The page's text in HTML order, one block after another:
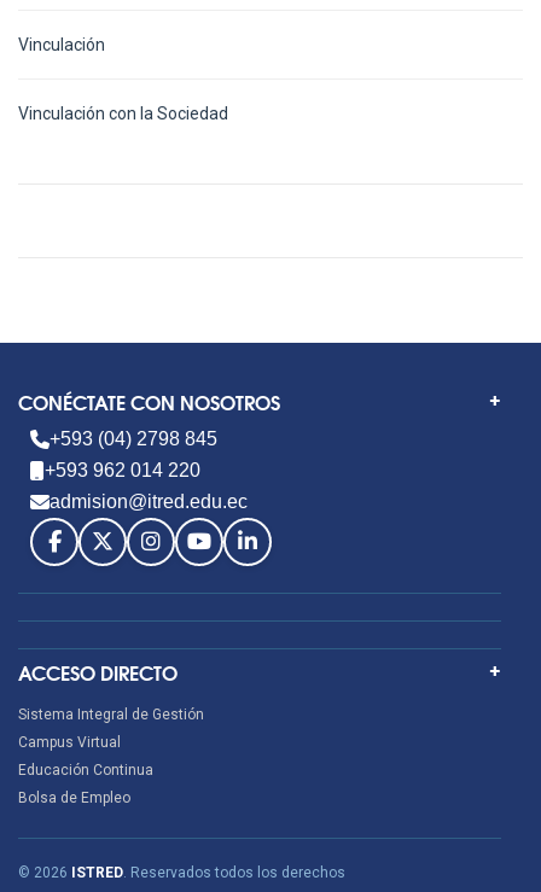
Vinculación
Vinculación con la Sociedad
CONÉCTATE CON NOSOTROS
+593 (04) 2798 845
+593 962 014 220
admision@itred.edu.ec
ACCESO DIRECTO
Sistema Integral de Gestión
Campus Virtual
Educación Continua
Bolsa de Empleo
© 2026 ISTRED. Reservados todos los derechos